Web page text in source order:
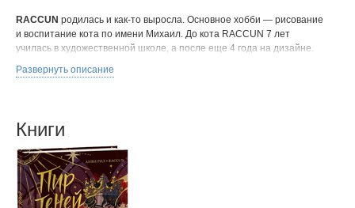
RACCUN родилась и как-то выросла. Основное хобби — рисование
и воспитание кота по имени Михаил. До кота RACCUN 7 лет
училась в художественной школе, а после еще 4 года на дизайне.
Развернуть описание
Книги